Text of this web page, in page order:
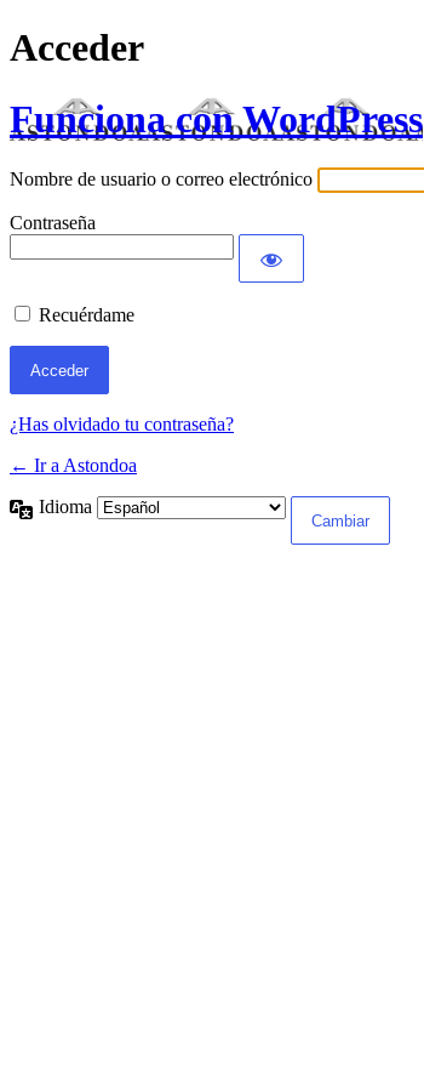
Acceder
Funciona con WordPress
Nombre de usuario o correo electrónico
Contraseña
Recuérdame
¿Has olvidado tu contraseña?
← Ir a Astondoa
Idioma